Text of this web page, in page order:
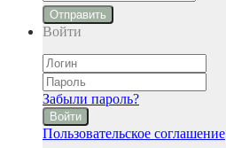
Отправить
Войти
Забыли пароль?
Войти
Пользовательское соглашение